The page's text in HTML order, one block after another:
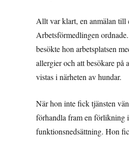
Allt var klart, en anmälan
Arbetsförmedlingen
besökte hon arbetsplatsen
allergier och att besökare på
vistas i närheten av hundar.
När hon inte fick tjänsten
förhandla fram en förlikning
funktionsnedsättning. Hon